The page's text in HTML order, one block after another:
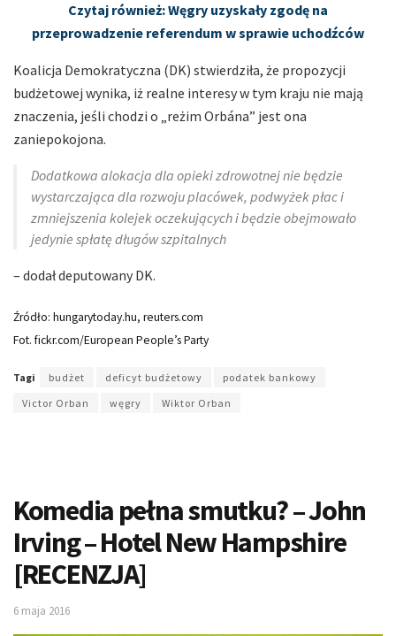
Czytaj również: Węgry uzyskały zgodę na
przeprowadzenie referendum w sprawie uchodźców
Koalicja Demokratyczna (DK) stwierdziła, że propozycji
budżetowej wynika, iż realne interesy w tym kraju nie mają
znaczenia, jeśli chodzi o „reżim Orbána” jest ona
zaniepokojona.
Dodatkowa alokacja dla opieki zdrowotnej nie będzie
wystarczająca dla rozwoju placówek, podwyżek płac i
zmniejszenia kolejek oczekujących i będzie obejmowało
jedynie spłatę długów szpitalnych
– dodał deputowany DK.
Źródło: hungarytoday.hu, reuters.com
Fot. fickr.com/European People’s Party
Tagi budżet deficyt budżetowy
podatek bankowy
Victor Orban
węgry Wiktor Orban
Komedia pełna smutku? – John
Irving – Hotel New Hampshire
[RECENZJA]
6 maja 2016